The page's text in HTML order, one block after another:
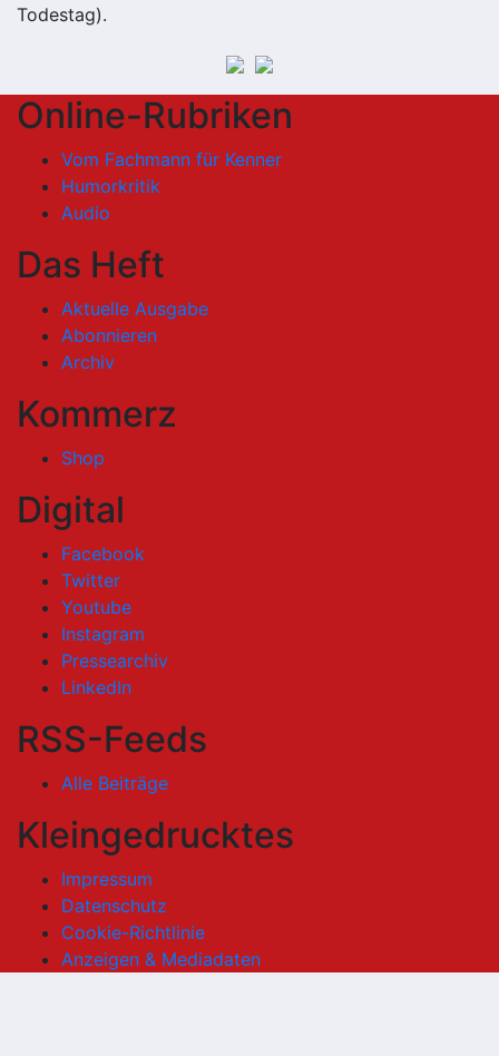
Todestag).
Online-Rubriken
Vom Fachmann für Kenner
Humorkritik
Audio
Das Heft
Aktuelle Ausgabe
Abonnieren
Archiv
Kommerz
Shop
Digital
Facebook
Twitter
Youtube
Instagram
Pressearchiv
LinkedIn
RSS-Feeds
Alle Beiträge
Kleingedrucktes
Impressum
Datenschutz
Cookie-Richtlinie
Anzeigen & Mediadaten